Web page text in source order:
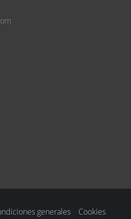
generales Cookies